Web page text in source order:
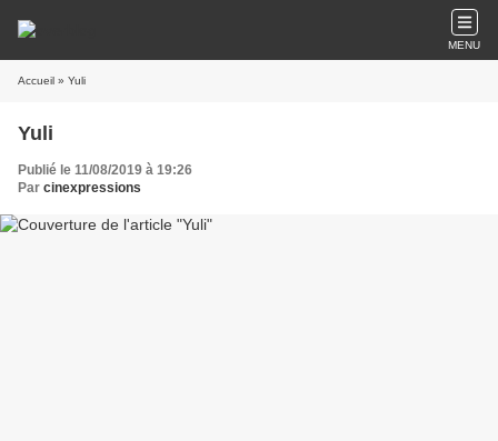
MENU
Accueil » Yuli
Yuli
Publié le 11/08/2019 à 19:26
Par cinexpressions